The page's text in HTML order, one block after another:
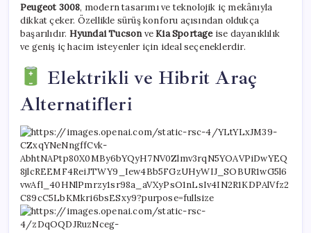
Peugeot 3008, modern tasarımı ve teknolojik iç mekânıyla
dikkat çeker. Özellikle sürüş konforu açısından oldukça
başarılıdır. Hyundai TucsonveKia Sportageise dayanıklılık
ve geniş iç hacim isteyenler için ideal seçeneklerdir.
Elektrikli ve Hibrit Araç
Alternatifleri